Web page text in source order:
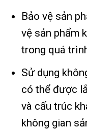
Bảo vệ sản
vệ sản phẩm
trong quá
Sử dụng
có thể được
và cấu trúc
không gian